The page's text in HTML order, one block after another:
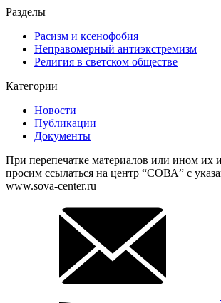
Разделы
Расизм и ксенофобия
Неправомерный антиэкстремизм
Религия в светском обществе
Категории
Новости
Публикации
Документы
При перепечатке материалов или ином их
просим ссылаться на центр “СОВА” с
www.sova-center.ru